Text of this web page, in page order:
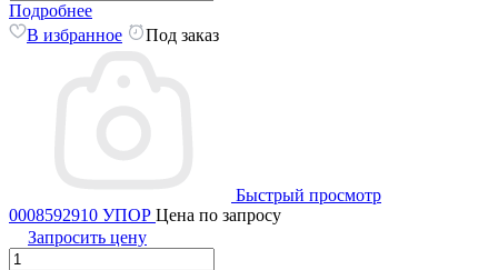
Подробнее
В избранное
Под заказ
Быстрый просмотр
0008592910 УПОР Цена по запросу
Запросить цену